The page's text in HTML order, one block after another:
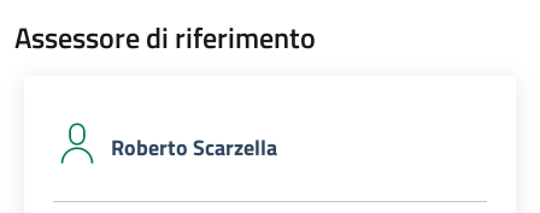
Assessore di riferimento
Roberto Scarzella